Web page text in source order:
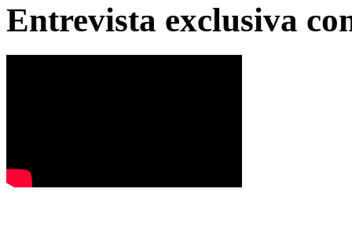
Entrevista exclusiva